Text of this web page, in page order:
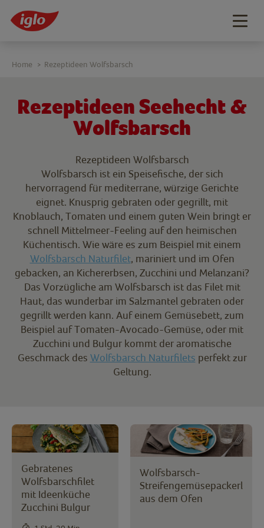
Rezeptideen Seehecht &
Wolfsbarsch
Rezeptideen Wolfsbarsch
Wolfsbarsch ist ein Speisefische, der sich
hervorragend für mediterrane, würzige Gerichte
eignet. Knusprig gebraten oder gegrillt, mit
Knoblauch, Tomaten und einem guten Wein bringt er
schnell Mittelmeer-Feeling auf den heimischen
Küchentisch. Wie wäre es zum Beispiel mit einem
Wolfsbarsch Naturfilet, mariniert und im Ofen
gebacken, an Kichererbsen, Zucchini und Melanzani?
Das Vorzügliche am Wolfsbarsch ist das Filet mit
Haut, das wunderbar im Salzmantel gebraten oder
gegrillt werden kann. Auf einem Gemüsebett, zum
Beispiel auf Tomaten-Avocado-Gemüse, oder mit
Zucchini und Bulgur kommt der aromatische
Geschmack des Wolfsbarsch Naturfilets perfekt zur
Geltung.
Home > Rezeptideen Wolfsbarsch
Gebratenes
Wolfsbarschfilet
mit Ideenküche
Zucchini Bulgur
Wolfsbarsch-
Streifengemüsepackerl
aus dem Ofen